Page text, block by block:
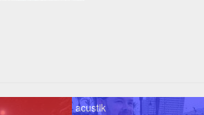
acustik